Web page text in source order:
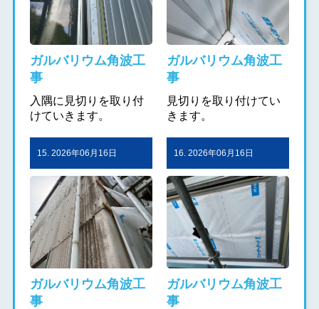
ガルバリウム角波工
事
入隅に見切りを取り付
けていきます。
ガルバリウム角波工
事
見切りを取り付けてい
きます。
15. 2026年06月16日
ガルバリウム角波工
事
16. 2026年06月16日
ガルバリウム角波工
事